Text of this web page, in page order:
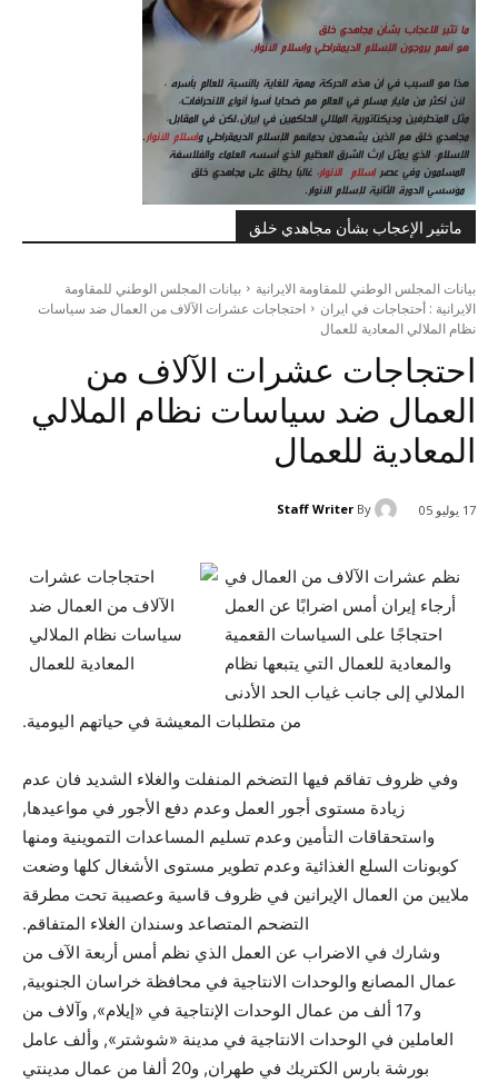
ماتثير الإعجاب بشأن مجاهدي خلق
بيانات المجلس الوطني للمقاومة الايرانية
بيانات المجلس الوطني للمقاومة
الايرانية : أحتجاجات في ايران
احتجاجات عشرات الآلاف من العمال ضد سياسات
نظام الملالي المعادية للعمال
احتجاجات عشرات الآلاف من
العمال ضد سياسات نظام الملالي
المعادية للعمال
17 يوليو 05 By
Staff Writer
نظم عشرات الآلاف من العمال في
أرجاء إيران أمس اضرابًا عن العمل
احتجاجًا على السياسات القعمية
والمعادية للعمال التي يتبعها نظام
الملالي إلى جانب غياب الحد الأدنى
من متطلبات المعيشة في حياتهم اليومية.
وفي ظروف تفاقم فيها التضخم المنفلت والغلاء الشديد فان عدم
زيادة مستوى أجور العمل وعدم دفع الأجور في مواعيدها,
واستحقاقات التأمين وعدم تسليم المساعدات التموينية ومنها
كوبونات السلع الغذائية وعدم تطوير مستوى الأشغال كلها وضعت
ملايين من العمال الإيرانين في ظروف قاسية وعصيبة تحت مطرقة
التضحم المتصاعد وسندان الغلاء المتفاقم.
وشارك في الاضراب عن العمل الذي نظم أمس أربعة الآف من
عمال المصانع والوحدات الانتاجية في محافظة خراسان الجنوبية,
و17 ألف من عمال الوحدات الإنتاجية في «إيلام», وآلاف من
العاملين في الوحدات الانتاجية في مدينة «شوشتر», وألف عامل
بورشة بارس الكتريك في طهران, و20 ألفا من عمال مدينتي